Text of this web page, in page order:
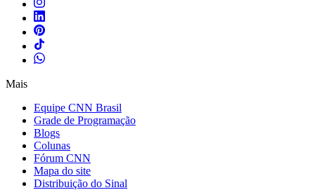
Mais
Equipe CNN Brasil
Grade de Programação
Blogs
Colunas
Fórum CNN
Mapa do site
Distribuição do Sinal